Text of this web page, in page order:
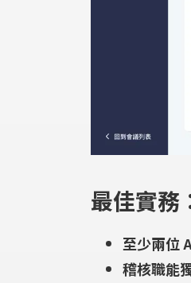
最佳實務
至少兩位
稽核職能